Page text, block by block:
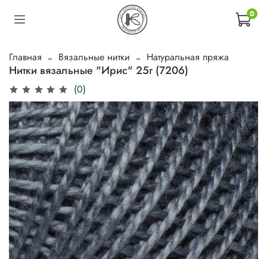
0
Главная Вязальные нитки Натуральная пряжа
Нитки вязальные "Ирис" 25г (7206)
(0)